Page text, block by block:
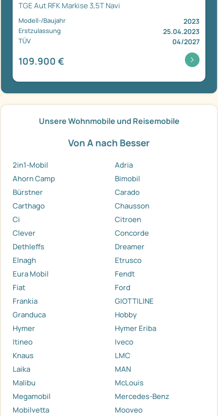
TGE Aut RFK Markise 3,5T Navi
Modell-/Baujahr 2023
Erstzulassung 25.04.2023
TÜV 04/2027
109.900 €
Unsere Wohnmobile und Reisemobile
Von A nach Besser
2in1-Mobil
Adria
Ahorn Camp
Bimobil
Bürstner
Carado
Carthago
Chausson
Ci
Citroen
Clever
Concorde
Dethleffs
Dreamer
Elnagh
Etrusco
Eura Mobil
Fendt
Fiat
Ford
Frankia
GIOTTILINE
Granduca
Hobby
Hymer
Hymer Eriba
Itineo
Iveco
Knaus
LMC
Laika
MAN
Malibu
McLouis
Megamobil
Mercedes-Benz
Mobilvetta
Mooveo